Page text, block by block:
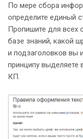
По мере сбора
определите единый
Пропишите для всех
базе знаний, какой
и подзаголовков вы
принципу
КП.